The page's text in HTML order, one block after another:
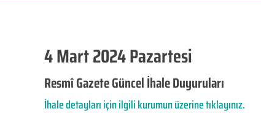
4 Mart 2024 Pazartesi
Resmî Gazete Güncel İhale Duyuruları
İhale detayları için ilgili kurumun üzerine tıklayınız.